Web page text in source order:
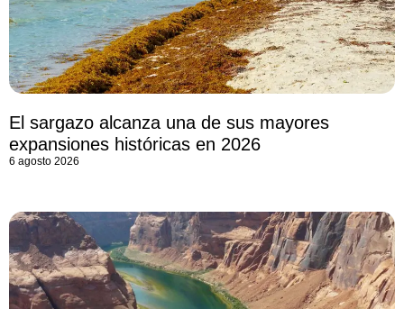
El sargazo alcanza una de sus mayores
expansiones históricas en 2026
6 agosto 2026